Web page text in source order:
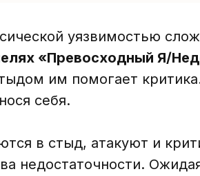
уязвимостью
«Превосходный Я/
им помогает
себя.
в стыд, атакуют и
недостаточности.